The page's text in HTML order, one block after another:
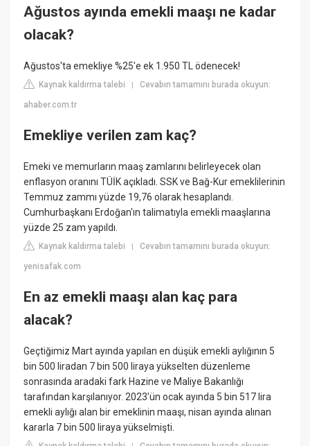
Ağustos ayında emekli maaşı ne kadar
olacak?
Ağustos'ta emekliye %25'e ek 1.950 TL ödenecek!
Kaynak kaldırma talebi |Cevabın tamamını burada okuyun:
ahaber.com.tr
Emekliye verilen zam kaç?
Emeki ve memurların maaş zamlarını belirleyecek olan
enflasyon oranını TÜİK açıkladı. SSK ve Bağ-Kur emeklilerinin
Temmuz zammı yüzde 19,76 olarak hesaplandı.
Cumhurbaşkanı Erdoğan'ın talimatıyla emekli maaşlarına
yüzde 25 zam yapıldı.
Kaynak kaldırma talebi |Cevabın tamamını burada okuyun:
yenisafak.com
En az emekli maaşı alan kaç para
alacak?
Geçtiğimiz Mart ayında yapılan en düşük emekli aylığının 5
bin 500 liradan 7 bin 500 liraya yükselten düzenleme
sonrasında aradaki fark Hazine ve Maliye Bakanlığı
tarafından karşılanıyor. 2023'ün ocak ayında 5 bin 517 lira
emekli aylığı alan bir emeklinin maaşı, nisan ayında alınan
kararla 7 bin 500 liraya yükselmişti.